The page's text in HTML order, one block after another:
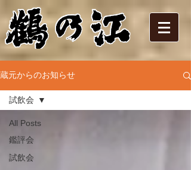
蔵元からのお知らせ
All Posts
鑑評会
試飲会
試飲会